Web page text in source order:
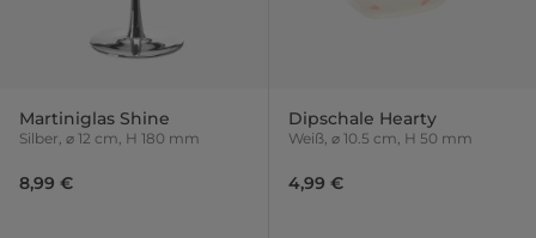
Martiniglas Shine
Silber, ⌀ 12 cm, H 180 mm
8,99 €
Dipschale Hearty
Weiß, ⌀ 10.5 cm, H 50 mm
4,99 €